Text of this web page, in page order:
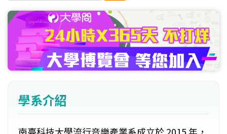
學系介紹
南臺科技大學流行音樂產業系成立於 2015 年，